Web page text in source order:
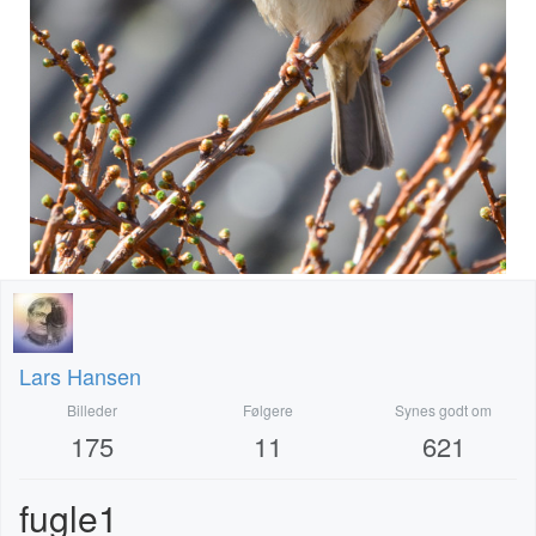
Lars Hansen
Billeder
175
Følgere
11
Synes godt om
621
fugle1